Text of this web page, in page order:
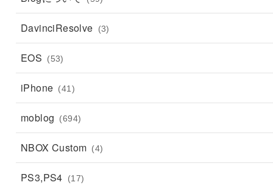
DavinciResolve (3)
EOS (53)
iPhone (41)
moblog (694)
NBOX Custom (4)
PS3,PS4 (17)